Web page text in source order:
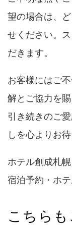
望の場合は、
せください。
だきます。
お客様にはご
解とご協力を
引き続きのご
しを心よりお
ホテル創成札
宿泊予約・ホ
こちらも